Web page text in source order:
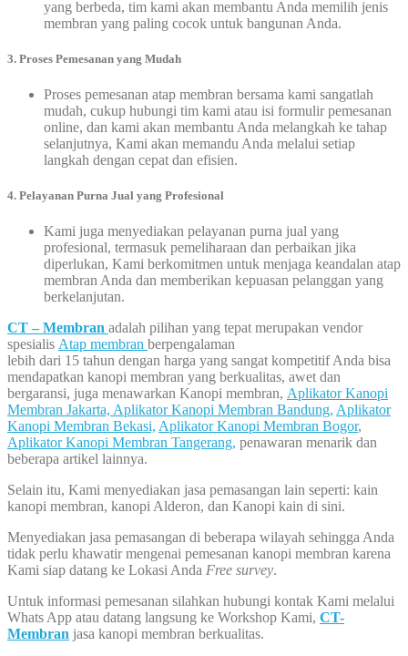
yang berbeda, tim kami akan membantu Anda memilih jenis
membran yang paling cocok untuk bangunan Anda.
3. Proses Pemesanan yang Mudah
Proses pemesanan atap membran bersama kami sangatlah
mudah, cukup hubungi tim kami atau isi formulir pemesanan
online, dan kami akan membantu Anda melangkah ke tahap
selanjutnya, Kami akan memandu Anda melalui setiap
langkah dengan cepat dan efisien.
4. Pelayanan Purna Jual yang Profesional
Kami juga menyediakan pelayanan purna jual yang
profesional, termasuk pemeliharaan dan perbaikan jika
diperlukan, Kami berkomitmen untuk menjaga keandalan atap
membran Anda dan memberikan kepuasan pelanggan yang
berkelanjutan.
CT – Membran adalah pilihan yang tepat merupakan vendor
spesialis Atap membran berpengalaman
lebih dari 15 tahun dengan harga yang sangat kompetitif Anda bisa
mendapatkan kanopi membran yang berkualitas, awet dan
bergaransi, juga menawarkan Kanopi membran, Aplikator Kanopi
Membran Jakarta, Aplikator Kanopi Membran Bandung, Aplikator
Kanopi Membran Bekasi, Aplikator Kanopi Membran Bogor,
Aplikator Kanopi Membran Tangerang, penawaran menarik dan
beberapa artikel lainnya.
Selain itu, Kami menyediakan jasa pemasangan lain seperti: kain
kanopi membran, kanopi Alderon, dan Kanopi kain di sini.
Menyediakan jasa pemasangan di beberapa wilayah sehingga Anda
tidak perlu khawatir mengenai pemesanan kanopi membran karena
Kami siap datang ke Lokasi Anda Free survey.
Untuk informasi pemesanan silahkan hubungi kontak Kami melalui
Whats App atau datang langsung ke Workshop Kami, CT-
Membran jasa kanopi membran berkualitas.